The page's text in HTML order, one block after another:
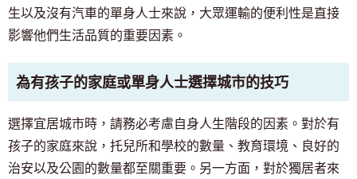
生以及沒有汽車的單身人士來說，大眾運輸的便利性是直接
影響他們生活品質的重要因素。
為有孩子的家庭或單身人士選擇城市的技巧
選擇宜居城市時，請務必考慮自身人生階段的因素。對於有
孩子的家庭來說，托兒所和學校的數量、教育環境、良好的
治安以及公園的數量都至關重要。另一方面，對於獨居者來